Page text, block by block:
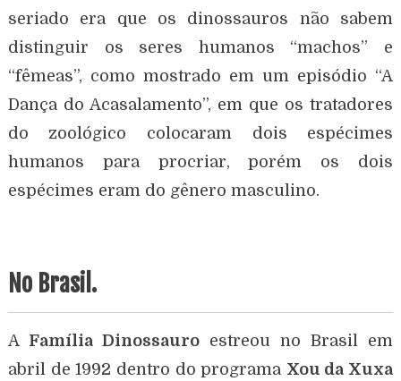
seriado era que os dinossauros não sabem
distinguir os seres humanos “machos” e
“fêmeas”, como mostrado em um episódio “A
Dança do Acasalamento”, em que os tratadores
do zoológico colocaram dois espécimes
humanos para procriar, porém os dois
espécimes eram do gênero masculino.
No Brasil.
A Família Dinossauroestreou no Brasil em
abril de 1992 dentro do programa Xou da Xuxa